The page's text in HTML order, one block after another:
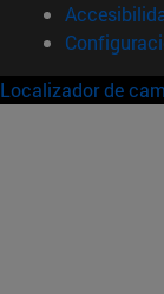
Localizador de